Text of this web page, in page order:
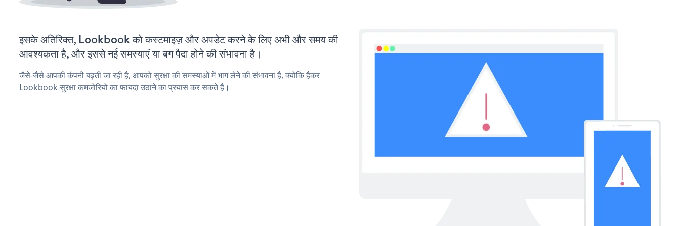
इसके अतिरिक्त, Lookbook को कस्टमाइज़ और अपडेट करने के लिए अभी और समय की
आवश्यकता है, और इससे नई समस्याएं या बग पैदा होने की संभावना है।
जैसे-जैसे आपकी कंपनी बढ़ती जा रही है, आपको सुरक्षा की समस्याओं में भाग लेने की संभावना है, क्योंकि हैकर
Lookbook सुरक्षा कमजोरियों का फायदा उठाने का प्रयास कर सकते हैं।